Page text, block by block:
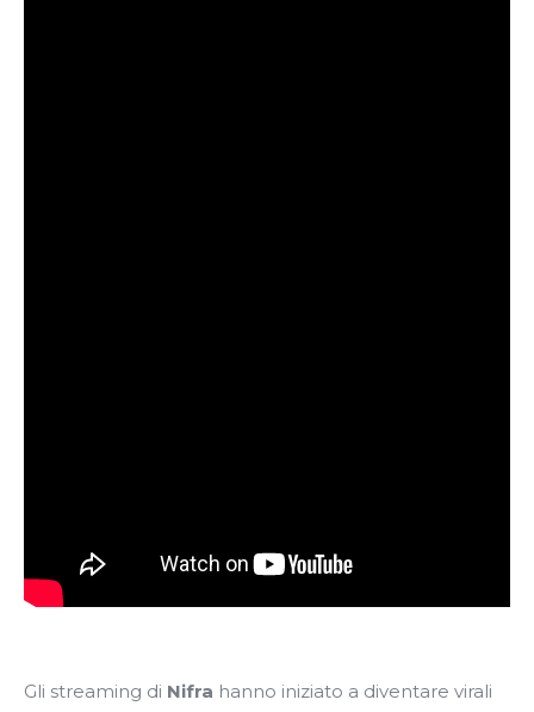
Gli streaming di Nifra hanno iniziato a diventare virali